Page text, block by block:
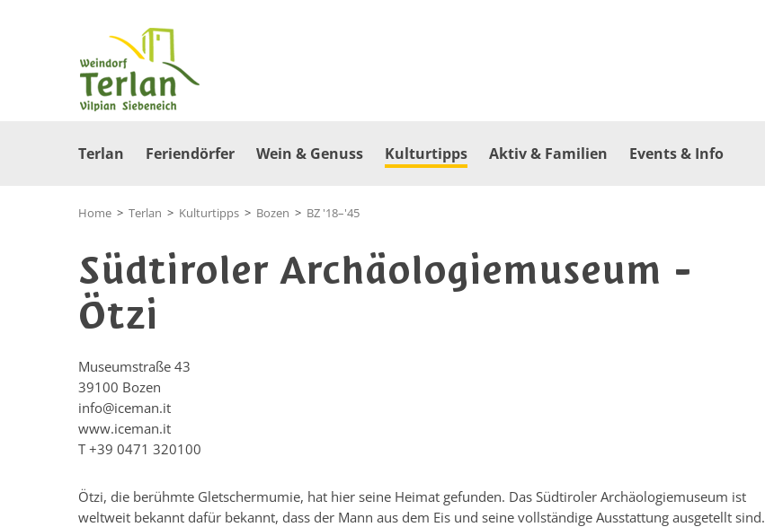
Terlan Feriendörfer Wein & Genuss Kulturtipps Aktiv & Familien Events & Info
Home > Terlan > Kulturtipps > Bozen > BZ '18–'45
Südtiroler Archäologiemuseum -
Ötzi
Museumstraße 43
39100 Bozen
info@iceman.it
www.iceman.it
T +39 0471 320100
Ötzi, die berühmte Gletschermumie, hat hier seine Heimat gefunden. Das Südtiroler Archäologiemuseum ist
weltweit bekannt dafür bekannt, dass der Mann aus dem Eis und seine vollständige Ausstattung ausgetellt sind.